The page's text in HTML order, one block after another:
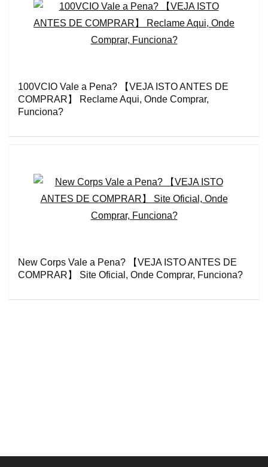
100VCIO Vale a Pena? 【VEJA ISTO ANTES DE
COMPRAR】 Reclame Aqui, Onde Comprar,
Funciona?
New Corps Vale a Pena? 【VEJA ISTO ANTES DE
COMPRAR】 Site Oficial, Onde Comprar, Funciona?